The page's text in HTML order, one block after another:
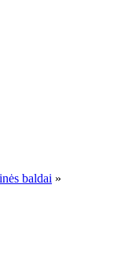
baldai »